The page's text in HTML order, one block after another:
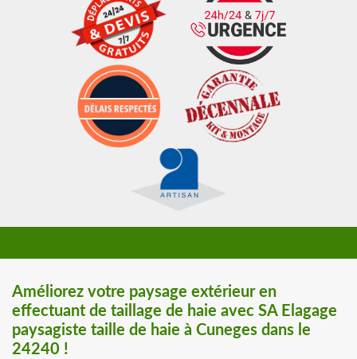
Améliorez votre paysage extérieur en
effectuant de taillage de haie avec SA Elagage
paysagiste taille de haie à Cuneges dans le
24240 !